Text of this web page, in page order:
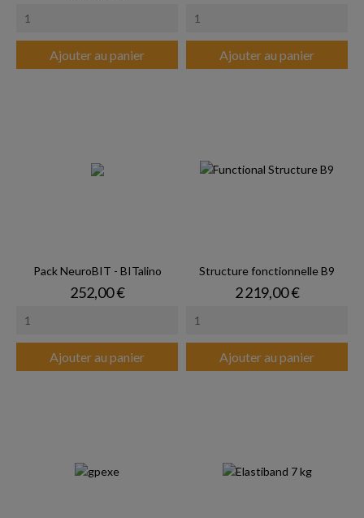
Ajouter au panier Ajouter au panier
Pack NeuroBIT - BITalino
Prix
252,00 €
Ajouter au panier
Structure fonctionnelle B9
Prix
2 219,00 €
Ajouter au panier